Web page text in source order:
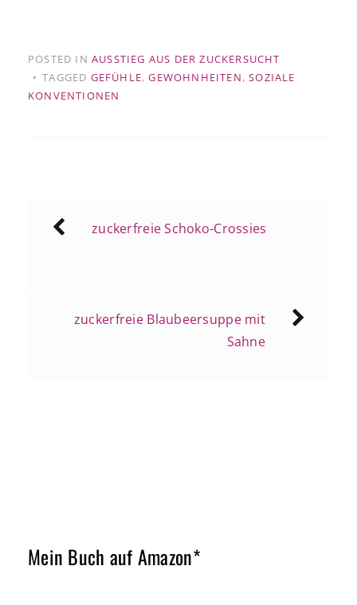
POSTED IN AUSSTIEG AUS DER ZUCKERSUCHT
TAGGED GEFÜHLE,GEWOHNHEITEN,SOZIALE
KONVENTIONEN
Beitragsnavigation
zuckerfreie Schoko-Crossies
zuckerfreie Blaubeersuppe mit
Sahne
Mein Buch auf Amazon*